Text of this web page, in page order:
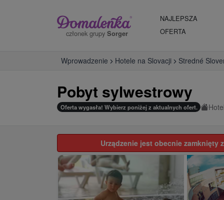
członek grupy Sorger
NAJLEPSZA
OFERTA
Wprowadzenie Hotele na Slovacji Stredné
Pobyt sylwestrowy
Oferta wygasła! Wybierz poniżej z aktualnych ofert.
Urządzenie jest obecnie zamknięty